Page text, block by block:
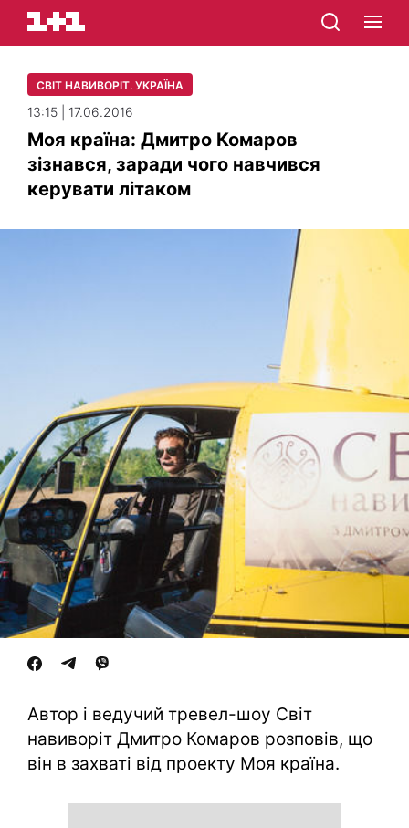
СВІТ НАВИВОРІТ. УКРАЇНА
13:15 | 17.06.2016
Моя країна: Дмитро Комаров
зізнався, заради чого навчився
керувати літаком
Автор і ведучий тревел-шоу Світ
навиворіт Дмитро Комаров розповів, що
він в захваті від проекту Моя країна.